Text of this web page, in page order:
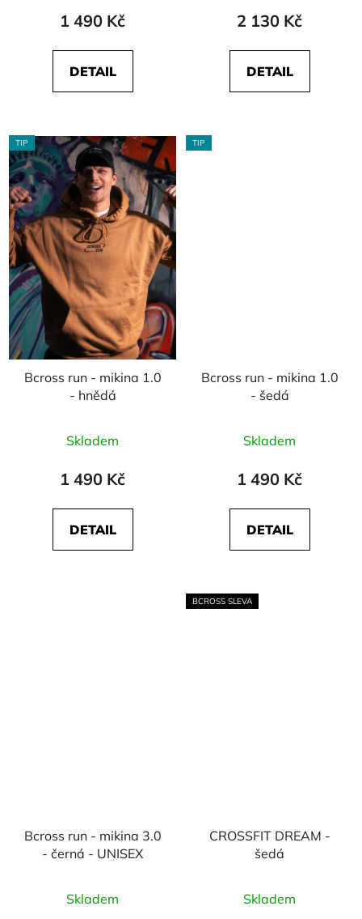
1 490 Kč
DETAIL
2 130 Kč
DETAIL
TIP
Bcross run - mikina 1.0
- hnědá
Skladem
1 490 Kč
DETAIL
TIP
Bcross run - mikina 1.0
- šedá
Skladem
1 490 Kč
DETAIL
Bcross run - mikina 3.0
- černá - UNISEX
Skladem
BCROSS SLEVA
CROSSFIT DREAM -
šedá
Skladem